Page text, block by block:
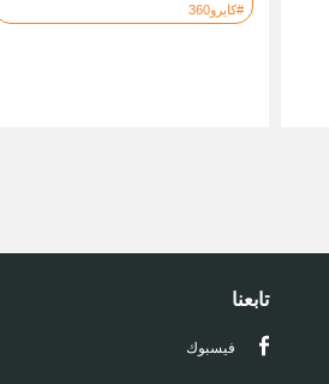
#كايرو360
تابعنا
فيسبوك